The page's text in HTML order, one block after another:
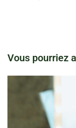
Vous pourriez